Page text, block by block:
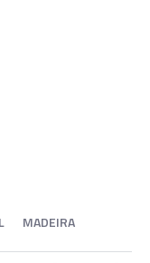
MADEIRA